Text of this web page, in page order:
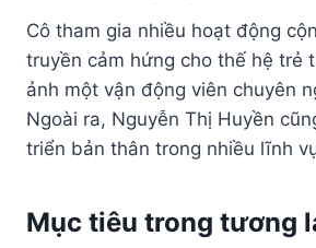
Cô tham gia nhiều hoạt động
truyền cảm hứng cho thế hệ trẻ
ảnh một vận động viên chuyên
Ngoài ra, Nguyễn Thị Huyền
triển bản thân trong nhiều lĩnh
Mục tiêu trong tương